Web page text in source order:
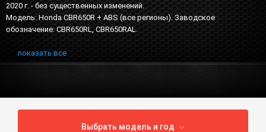
Мы в соцсетях
+7 (924) 381-18-18
2020 г. - без существенных изменений.
Модель: Honda CBR650R + ABS (все регионы). Заводское
обозначение: CBR650RL, CBR650RAL.
показать все
Выбрать модель и год